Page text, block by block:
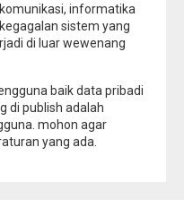
informatika
sistem yang
di luar wewenang
baik data pribadi
di publish adalah
mohon agar
yang ada.